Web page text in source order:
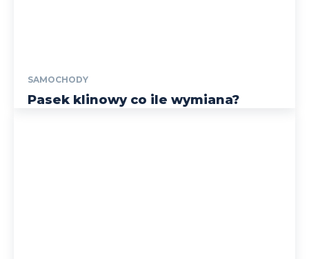
SAMOCHODY
Pasek klinowy co ile wymiana?